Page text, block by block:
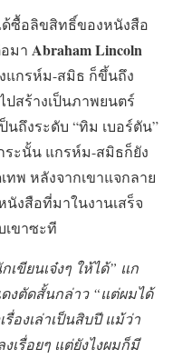
ซื้อลิขสิทธิ์ของหนังสือ
มา Abraham Lincoln
แกรห์ม-สมิธ ก็ขึ้นถึง
สร้างเป็นภาพยนตร์
นถึงระดับ “ทิม เบอร์ตัน”
ระนั้น แกรห์ม-สมิธก็ยัง
ทพ หลังจากเขาแจกลาย
งสือที่มาในงานเสร็จ
เขาซะที
เขียนเจ๋งๆ ให้ได้” แก
ตัดสั้นกล่าว “แต่ผมได้
รื่องเล่าเป็นสิบปี แม้ว่า
เรื่อยๆ แต่ยังไงผมก็มี